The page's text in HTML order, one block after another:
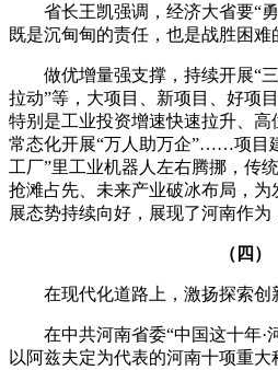
省长王凯强调，经济大省要“勇
既是沉甸甸的责任，也是战胜困难
做优增量强支撑，持续开展“三
拉动”等，大项目、新项目、好项
特别是工业投资增速快速拉升、高
常态化开展“万人助万企”……项目
工厂”里工业机器人左右腾挪，传
抢滩占先、未来产业破冰布局，
展态势持续向好，展现了河南作为
（四）
在现代化道路上，激扬探索创
在中共河南省委“中国这十年·
以阿兹夫定为代表的河南十项重